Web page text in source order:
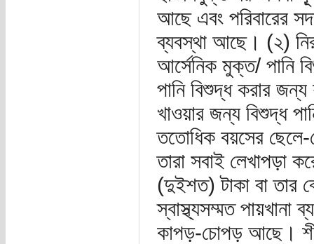
আছে এবং পরিবারের
ব্যবস্থা আছে। (২)
আর্সেনিক মুক্ত/ পানি
পানি বিশুদ্ধ করার জন্য
খাওয়ার জন্য বিশুদ্ধ
ততোধিক বয়সের ছেলে-
তারা সবাই লেখাপড়া
(দুইশত) টাকা বা তার
স্বাস্থ্যসম্মত পায়খানা
কাপড়-চোপড় আছে। শীত